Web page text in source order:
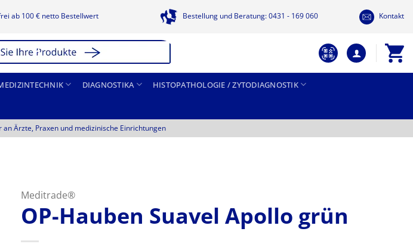
ab 100 € netto Bestellwert Bestellung und Beratung: 0431 - 169 060 Kontakt
DIAGNOSTIKA HISTOPATHOLOGIE / ZYTODIAGNOSTIK
Ärzte, Praxen und medizinische Einrichtungen
Meditrade®
OP-Hauben Suavel Apollo grün